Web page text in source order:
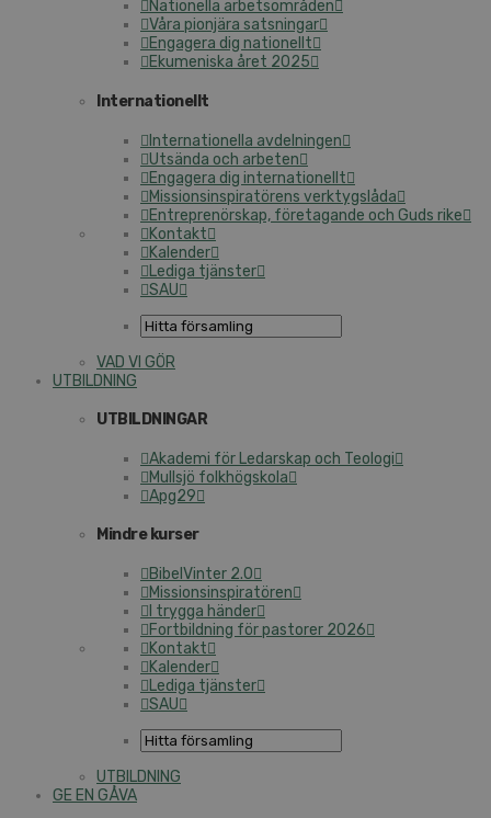
Nationella arbetsområden
Våra pionjära satsningar
Engagera dig nationellt
Ekumeniska året 2025
Internationellt
Internationella avdelningen
Utsända och arbeten
Engagera dig internationellt
Missionsinspiratörens verktygslåda
Entreprenörskap, företagande och Guds rike
Kontakt
Kalender
Lediga tjänster
SAU
VAD VI GÖR
UTBILDNING
UTBILDNINGAR
Akademi för Ledarskap och Teologi
Mullsjö folkhögskola
Apg29
Mindre kurser
BibelVinter 2.0
Missionsinspiratören
I trygga händer
Fortbildning för pastorer 2026
Kontakt
Kalender
Lediga tjänster
SAU
UTBILDNING
GE EN GÅVA